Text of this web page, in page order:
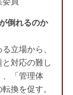
倒れるのか
立場から、
対応の難し
「管理体
換を促す。